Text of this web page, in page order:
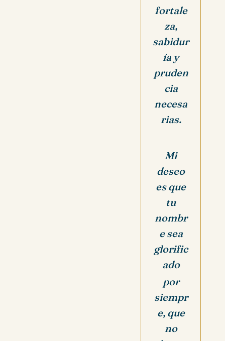
fortale
za,
sabidur
ía y
pruden
cia
necesa
rias.
Mi
deseo
es que
tu
nombr
e sea
glorific
ado
por
siempr
e, que
no